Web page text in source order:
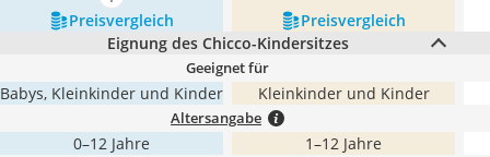
Preis­vergleich
Preis­vergleich
Eignung des Chicco-Kindersitzes
Geeignet für
Babys, Kleinkinder und Kinder Kleinkinder und Kinder
Altersangabe
0–12 Jahre 1–12 Jahre